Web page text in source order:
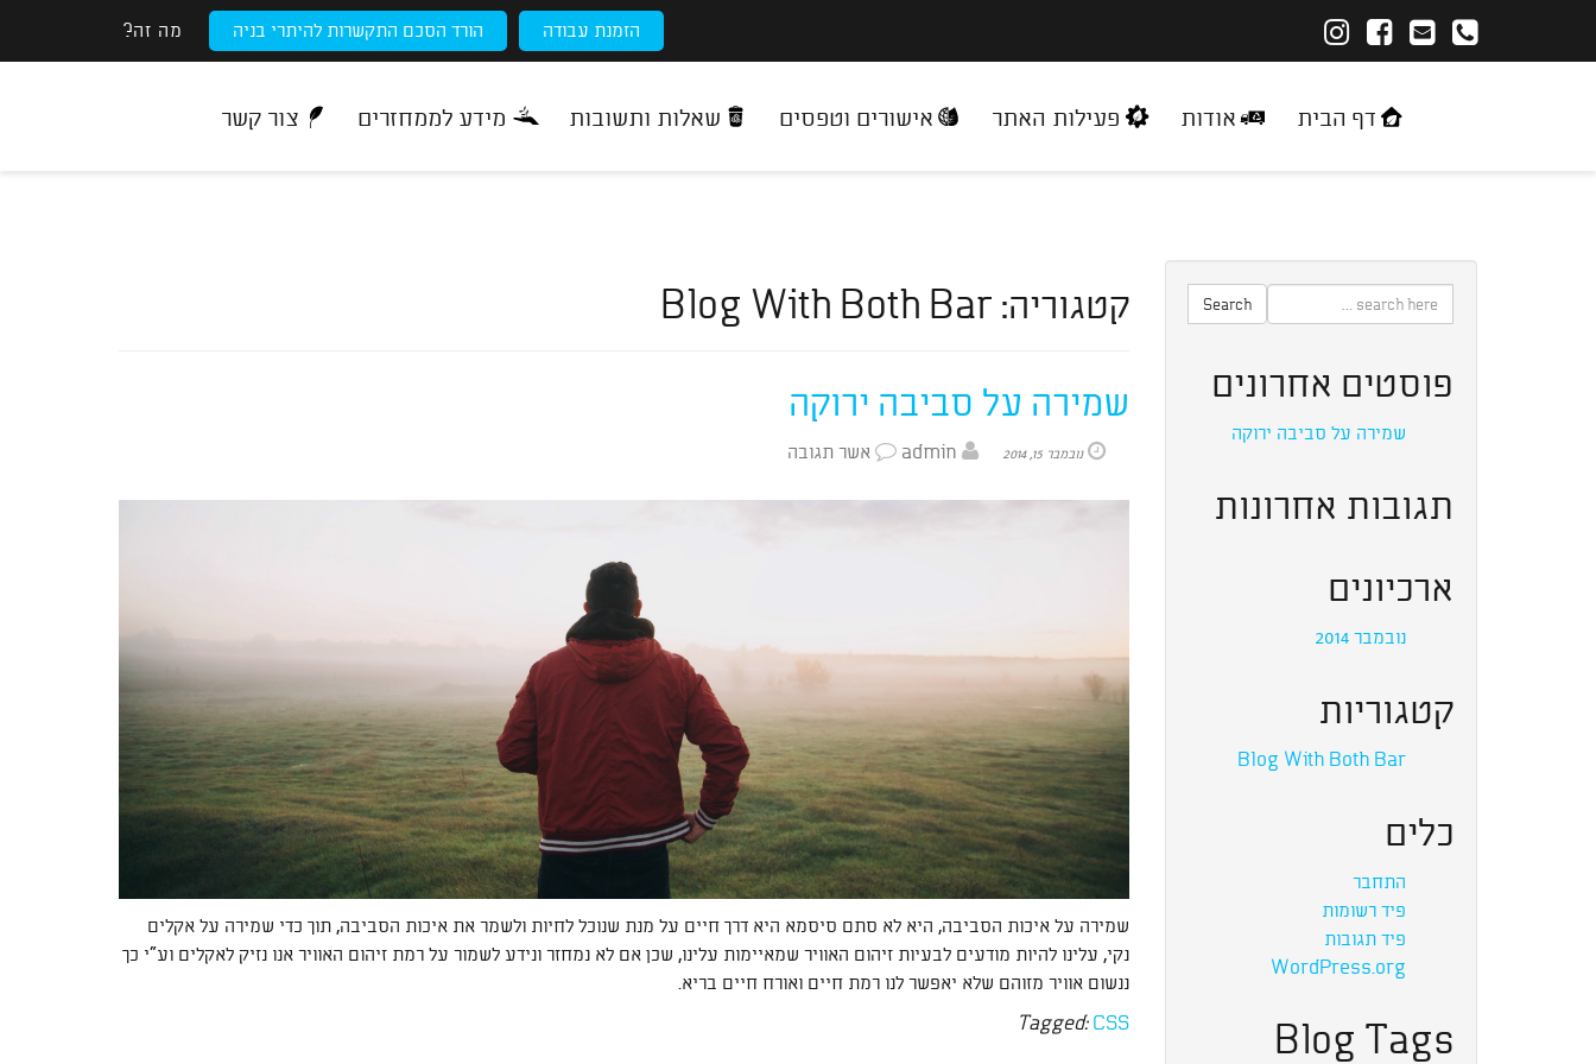
הזמנת עבודה הורד הסכם התקשרות להיתרי בניה מה זה?
דף הבית אודות פעילות האתר אישורים וטפסים שאלות ותשובות מידע לממחזרים צור קשר
קטגוריה: Blog With Both Bar
שמירה על סביבה ירוקה
נובמבר 15, 2014 admin אשר תגובה
שמירה על איכות הסביבה, היא לא סתם סיסמא היא דרך חיים על מנת שנוכל לחיות ולשמר את איכות הסביבה, תוך כדי שמירה על אקלים
נקי, עלינו להיות מודעים לבעיות זיהום האוויר שמאיימות עלינו, שכן אם לא נמחזר ונידע לשמור על רמת זיהום האוויר אנו נזיק לאקלים וע"י כך
ננשום אוויר מזוהם שלא יאפשר לנו רמת חיים ואורח חיים בריא.
Tagged: CSS
Search
פוסטים אחרונים
שמירה על סביבה ירוקה
תגובות אחרונות
ארכיונים
נובמבר 2014
קטגוריות
Blog With Both Bar
כלים
התחבר
פיד רשומות
פיד תגובות
WordPress.org
Blog Tags